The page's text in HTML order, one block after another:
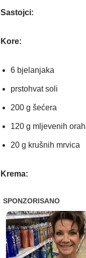
Sastojci:
Kore:
6 bjelanjaka
prstohvat soli
200 g šećera
120 g mljevenih
20 g krušnih mrvica
Krema: